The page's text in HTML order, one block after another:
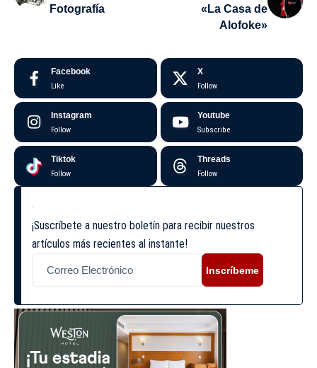
Fotografía
«La Casa de
Alofoke»
Facebook
Like
X
Follow
Instagram
Follow
Youtube
Subscribe
Tiktok
Follow
Threads
Follow
¡Suscríbete a nuestro boletín para recibir nuestros
artículos más recientes al instante!
Inscríbeme